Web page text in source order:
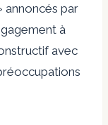
annoncés par
à
avec